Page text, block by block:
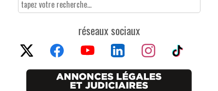
réseaux sociaux